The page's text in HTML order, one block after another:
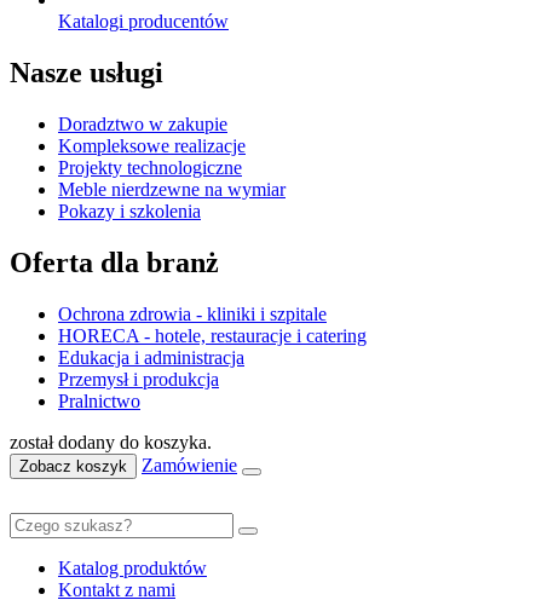
Katalogi producentów
Nasze usługi
Doradztwo w zakupie
Kompleksowe realizacje
Projekty technologiczne
Meble nierdzewne na wymiar
Pokazy i szkolenia
Oferta dla branż
Ochrona zdrowia - kliniki i szpitale
HORECA - hotele, restauracje i catering
Edukacja i administracja
Przemysł i produkcja
Pralnictwo
został dodany do koszyka.
Zobacz koszyk Zamówienie
Katalog produktów
Kontakt z nami